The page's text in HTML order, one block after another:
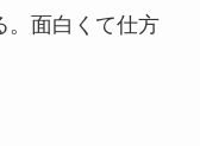
面白くて仕方